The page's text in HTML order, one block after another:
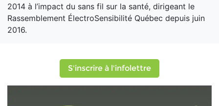
2014 à l’impact du sans fil sur la santé, dirigeant le
Rassemblement ÉlectroSensibilité Québec depuis juin
2016.
S'inscrire à l'infolettre